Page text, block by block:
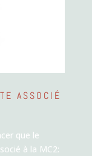
ASSOCIÉ
que le
à la MC2: